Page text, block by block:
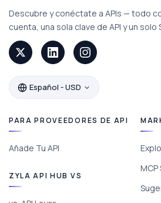
Descubre y conéctate a APIs — todo
cuenta, una sola clave de API y un solo
Español - USD
PARA PROVEEDORES DE API
Añade Tu API
ZYLA API HUB VS